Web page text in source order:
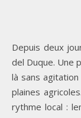
Depuis deux jours déjà, nous sommes installés à Herrera
del Duque. Une
là sans
plaines
rythme local :